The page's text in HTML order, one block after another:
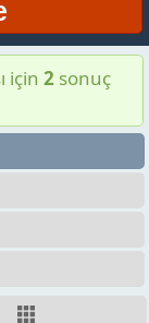
için 2 sonuç